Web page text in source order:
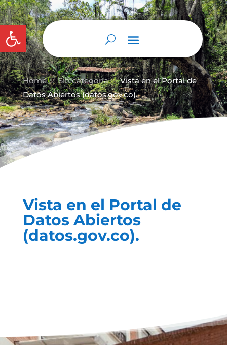
Abrir barra de herramientas
Home 9 Sin categoría 9 Vista en el Portal de
Datos Abiertos (datos.gov.co).
Vista en el Portal de
Datos Abiertos
(datos.gov.co).